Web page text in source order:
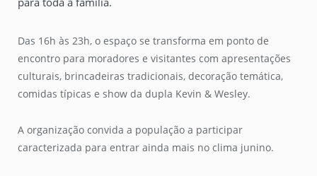
Das 16h às 23h, o espaço se transforma em ponto de
encontro para moradores e visitantes com apresentações
culturais, brincadeiras tradicionais, decoração temática,
comidas típicas e show da dupla Kevin & Wesley.
A organização convida a população a participar
caracterizada para entrar ainda mais no clima junino.